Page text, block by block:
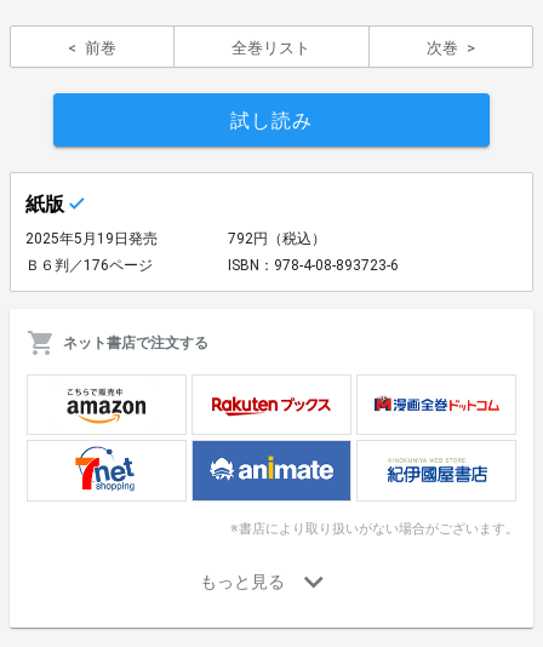
前巻 全巻リスト 次巻
試し読み
紙版
2025年5月19日発売
792円（税込）
Ｂ６判／176ページ
ISBN：978-4-08-893723-6
ネット書店で注文する
※書店により取り扱いがない場合がございます。